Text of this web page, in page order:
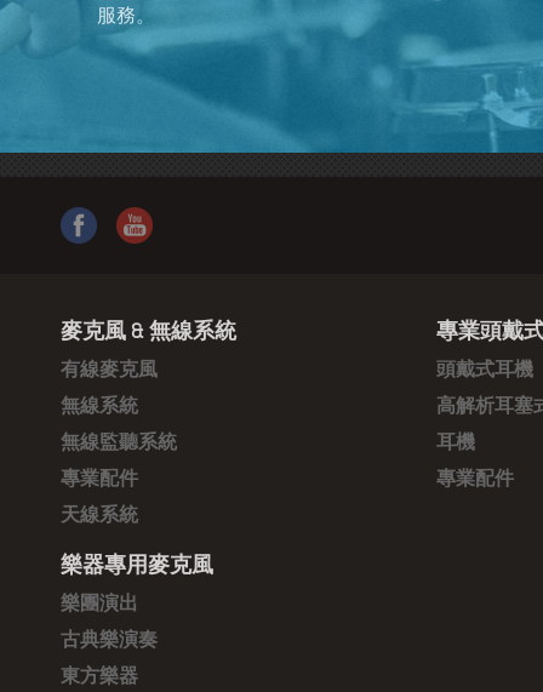
服務。
麥克風 & 無線系統
有線麥克風
無線系統
無線監聽系統
專業配件
天線系統
樂器專用麥克風
樂團演出
古典樂演奏
東方樂器
專業頭戴
頭戴式耳機
高解析耳塞
耳機
專業配件